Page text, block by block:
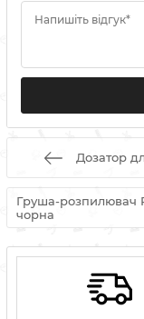
Напишіть відгук*
Дозатор
Груша-розпилювач
чорна